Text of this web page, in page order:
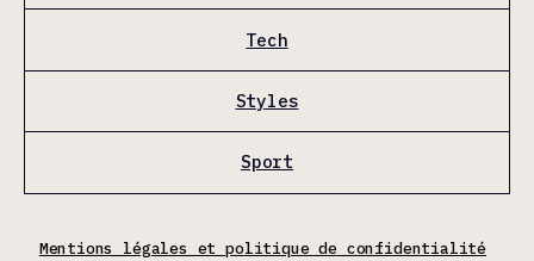
Tech
Styles
Sport
Mentions légales et politique de confidentialité